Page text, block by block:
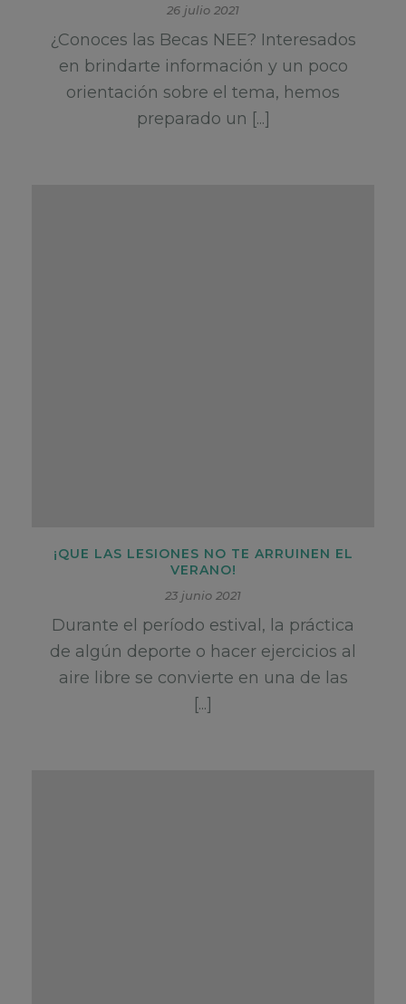
26 julio 2021
¿Conoces las Becas NEE? Interesados
en brindarte información y un poco
orientación sobre el tema, hemos
preparado un [...]
¡QUE LAS LESIONES NO TE ARRUINEN EL
VERANO!
23 junio 2021
Durante el período estival, la práctica
de algún deporte o hacer ejercicios al
aire libre se convierte en una de las
[...]